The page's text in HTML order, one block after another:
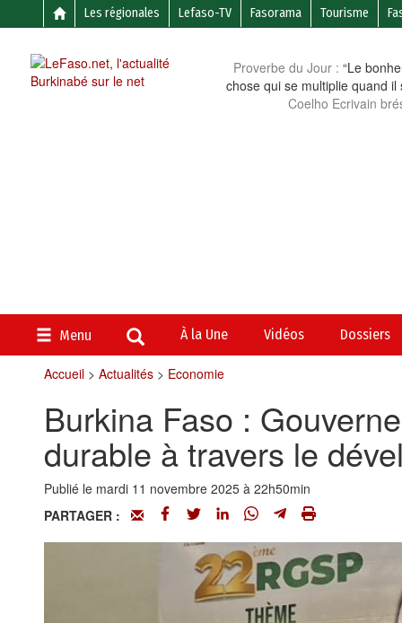
Les régionales Lefaso-TV Fasorama Tourisme
Proverbe du Jour : “Le
chose qui se multiplie quand il
Coelho Ecrivain
Menu À la Une Vidéos Dossiers
Accueil> Actualités> Economie
Burkina Faso :
durable à travers le
Publié le mardi 11 novembre 2025 à 22h50min
PARTAGER :